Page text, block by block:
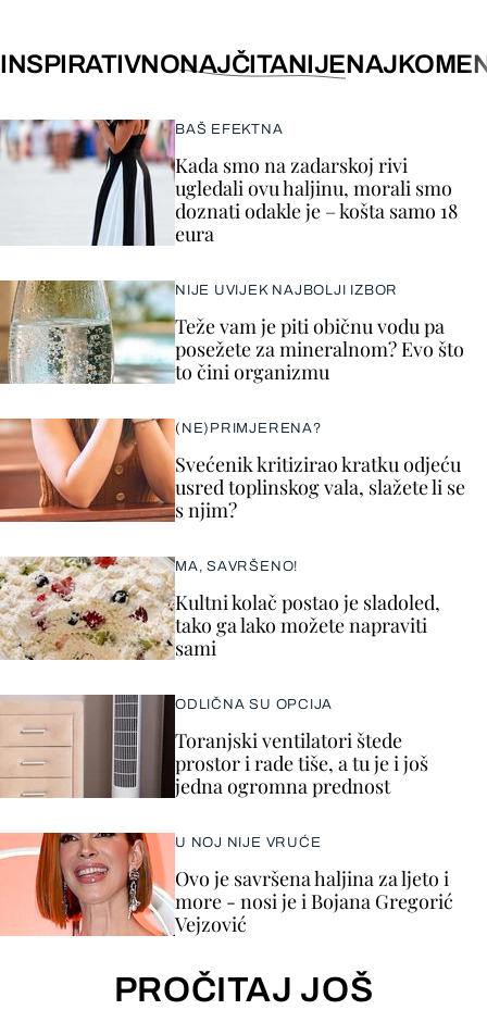
INSPIRATIVNONAJČITANIJE
BAŠ EFEKTNA
Kada smo na zadarskoj rivi
ugledali ovu haljinu, morali smo
doznati odakle je – košta samo 18
eura
NIJE UVIJEK NAJBOLJI IZBOR
Teže vam je piti običnu vodu pa
posežete za mineralnom? Evo što
to čini organizmu
(NE)PRIMJERENA?
Svećenik kritizirao kratku odjeću
usred toplinskog vala, slažete li se
s njim?
MA, SAVRŠENO!
Kultni kolač postao je sladoled,
tako ga lako možete napraviti
sami
ODLIČNA SU OPCIJA
Toranjski ventilatori štede
prostor i rade tiše, a tu je i još
jedna ogromna prednost
U NOJ NIJE VRUĆE
Ovo je savršena haljina za ljeto i
more - nosi je i Bojana Gregorić
Vejzović
PROČITAJ JOŠ